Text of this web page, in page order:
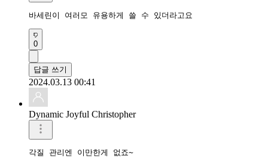
바세린이 여러모 유용하게 쓸 수 있더라고요
0
답글 쓰기
2024.03.13 00:41
Dynamic Joyful Christopher
각질 관리엔 이만한게 없죠~